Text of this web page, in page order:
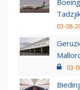
03-08-
03-